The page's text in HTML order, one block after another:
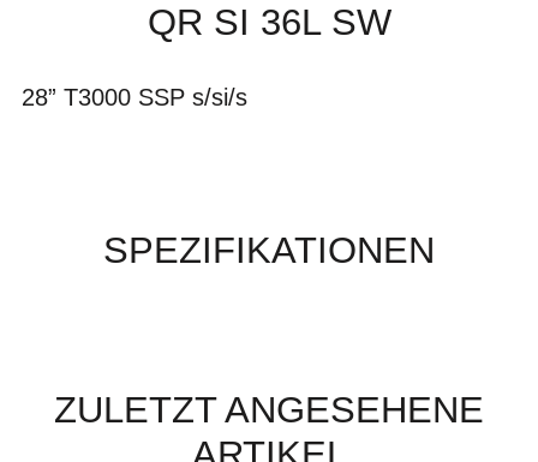
QR SI 36L SW
28” T3000 SSP s/si/s
SPEZIFIKATIONEN
ZULETZT ANGESEHENE